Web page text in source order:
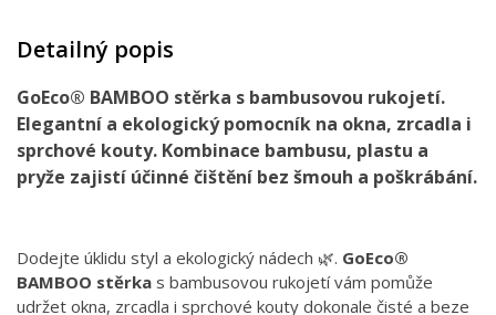
Detailný popis
GoEco® BAMBOO stěrka s bambusovou rukojetí.
Elegantní a ekologický pomocník na okna, zrcadla i
sprchové kouty. Kombinace bambusu, plastu a
pryže zajistí účinné čištění bez šmouh a poškrábání.
Dodejte úklidu styl a ekologický nádech 🌿. GoEco®
BAMBOO stěrka s bambusovou rukojetí vám pomůže
udržet okna, zrcadla i sprchové kouty dokonale čisté a beze